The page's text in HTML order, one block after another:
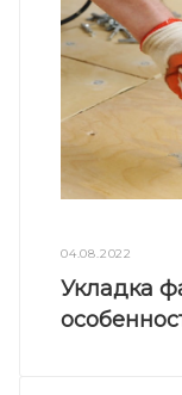
04.08.2022
Укладка